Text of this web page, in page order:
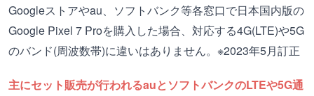
Googleストアやau、ソフトバンク等各窓口で日本国内版の
Google Pixel 7 Proを購入した場合、対応する4G(LTE)や5G
のバンド(周波数帯)に違いはありません。※2023年5月訂正
主にセット販売が行われるauとソフトバンクのLTEや5G通